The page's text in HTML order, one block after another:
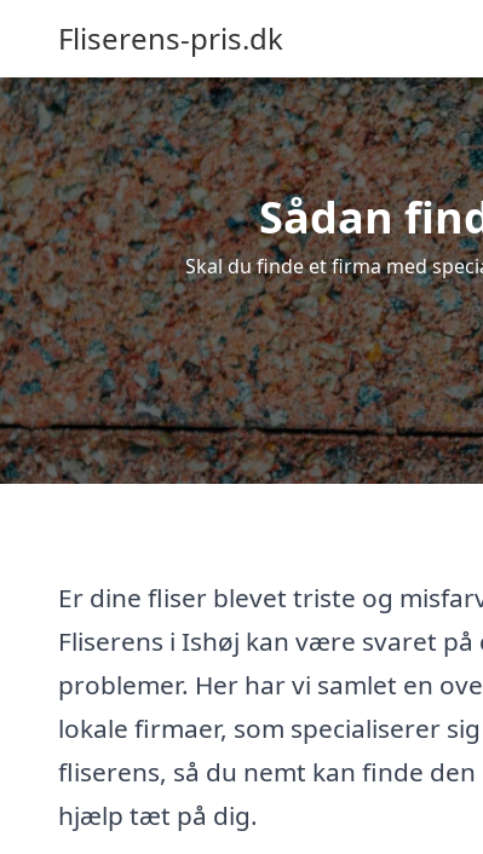
Fliserens-pris.dk
Sådan
Skal du finde et firma med
Er dine fliser blevet triste og
Fliserens i Ishøj kan være svaret på
problemer. Her har vi samlet en
lokale firmaer, som specialiserer
fliserens, så du nemt kan finde
hjælp tæt på dig.